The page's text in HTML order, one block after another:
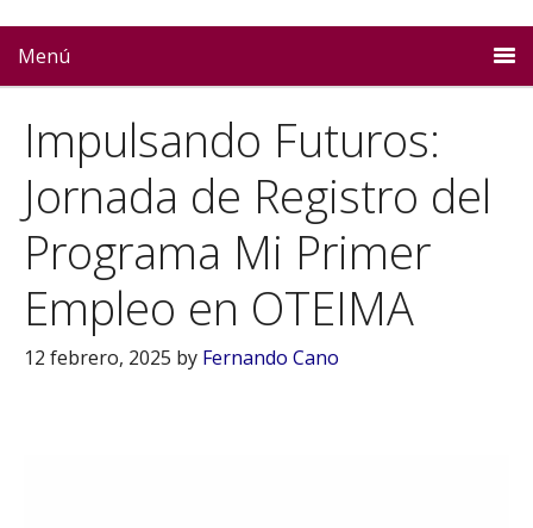
Menú
Impulsando Futuros:
Jornada de Registro del
Programa Mi Primer
Empleo en OTEIMA
12 febrero, 2025 by Fernando Cano